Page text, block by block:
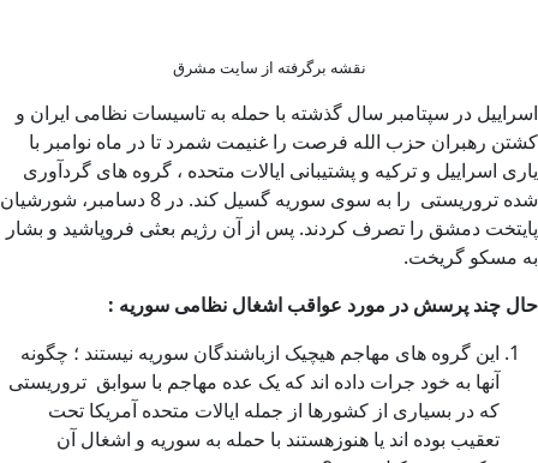
نقشه برگرفته از سایت مشرق
اسراییل در سپتامبر سال گذشته با حمله به تاسیسات نظامی ایران و
کشتن رهبران حزب الله فرصت را غنیمت شمرد تا در ماه نوامبر با
یاری اسراییل و ترکیه و پشتیبانی ایالات متحده ، گروه های گردآوری
شده تروریستی را به سوی سوریه گسیل کند. در 8 دسامبر، شورشیان
پایتخت دمشق را تصرف کردند. پس از آن رژیم بعثی فروپاشید و بشار
به مسکو گریخت.
حال چند پرسش در مورد عواقب اشغال نظامی سوریه :
این گروه های مهاجم هیچیک ازباشندگان سوریه نیستند ؛ چگونه
آنها به خود جرات داده اند که یک عده مهاجم با سوابق تروریستی
که در بسیاری از کشورها از جمله ایالات متحده آمریکا تحت
تعقیب بوده اند یا هنوزهستند با حمله به سوریه و اشغال آن